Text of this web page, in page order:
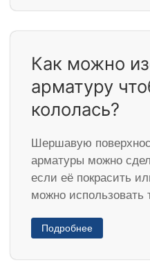
Как можно
арматуру
кололась?
Шершавую
арматуры можно
если её покрасить
можно
Подробнее